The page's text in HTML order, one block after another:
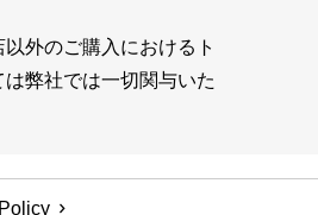
外のご購入におけるト
弊社では一切関与いた